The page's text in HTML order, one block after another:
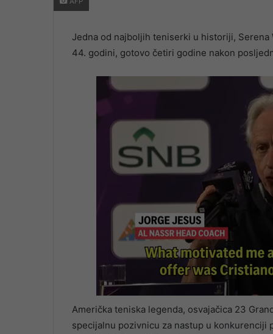
Jedna od najboljih teniserki u historiji,
44. godini, gotovo četiri godine nakon
Američka teniska legenda, osvajačica 23
specijalnu pozivnicu za nastup u konkurenciji